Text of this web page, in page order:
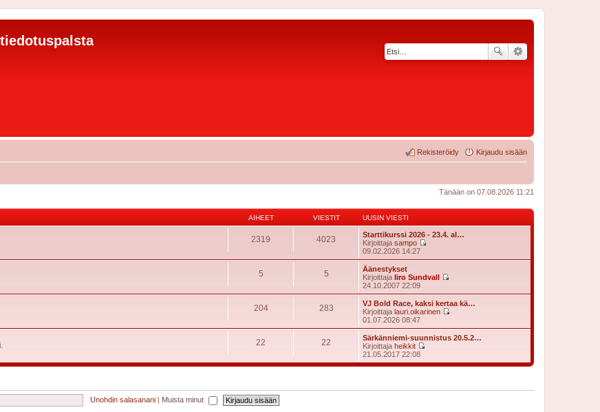
Kirjaudu sisään
Rekisteröidy
Tänään on 07.08.2026 11:21
AIHEET VIESTIT UUSIN VIESTI
2319 4023
Starttikurssi 2026 - 23.4. al…
Kirjoittaja sampo
ä
t
ä
s
i
v
i
t
09.02.2026 14:27
5 5
Äänestykset
Kirjoittaja Iiro Sundvall
ä
y
t
s
v
s
24.10.2007 22:09
204 283
VJ Bold Race, kaksi kertaa kä…
Kirjoittaja lauri.oikarinen
ä
y
t
u
n
01.07.2026 08:47
22 22
Särkänniemi-suunnistus 20.5.2…
Kirjoittaja heikkit
ä
y
21.05.2017 22:08
Unohdin salasanani | Muista minut